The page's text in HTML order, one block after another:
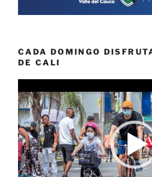
CADA DOMINGO
DE CALI
de
vídeo